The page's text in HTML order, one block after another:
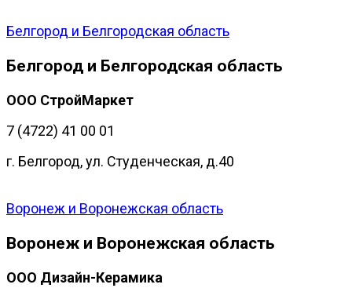
Белгород и Белгородская область
Белгород и Белгородская область
ООО СтройМаркет
7 (4722) 41 00 01
г. Белгород, ул. Студенческая, д.40
Воронеж и Воронежская область
Воронеж и Воронежская область
ООО Дизайн-Керамика